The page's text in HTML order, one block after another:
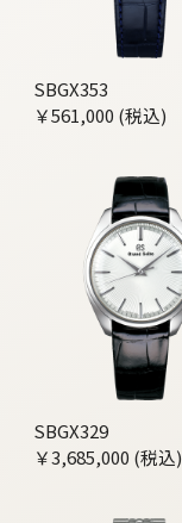
SBGX353
￥561,000 (税込)
SBGX329
￥3,685,000 (税込)